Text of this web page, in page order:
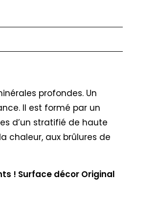
profondes. Un
Il est formé par un
d’un stratifié de haute
chaleur, aux brûlures de
! Surface décor Original